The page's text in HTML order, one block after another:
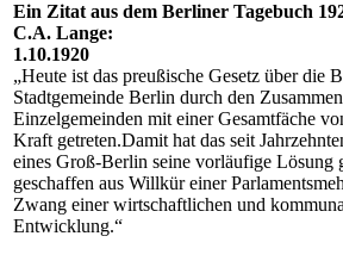
Ein Zitat aus dem Berliner Tagebuch
C.A. Lange:
1.10.1920
„Heute ist das preußische Gesetz über die
Stadtgemeinde Berlin durch den
Einzelgemeinden mit einer Gesamtfäche
Kraft getreten.Damit hat das seit
eines Groß-Berlin seine vorläufige Lösung
geschaffen aus Willkür einer
Zwang einer wirtschaftlichen und
Entwicklung.“